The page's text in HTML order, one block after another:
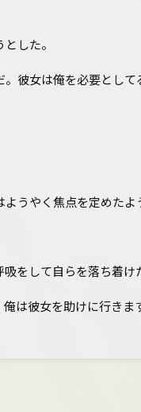
した。
。彼女は俺を必要とし
うやく焦点を定めたよ
をして自らを落ち着け
俺は彼女を助けに行き